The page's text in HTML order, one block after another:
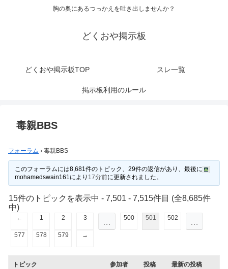
胸の奥にあるつっかえを吐き出しませんか？
どくおや掲示板
どくおや掲示板TOP スレ一覧
掲示板利用のルール
毒親BBS
フォーラム › 毒親BBS
このフォーラムには8,681件のトピック、29件の返信があり、最後に
mohamedswain161により 17分前に更新されました。
15件のトピックを表示中 - 7,501 - 7,515件目 (全8,685件
中)
← 1 2 3 … 500 501 502 …
577 578 579 →
トピック 参加者 投稿 最新の投稿